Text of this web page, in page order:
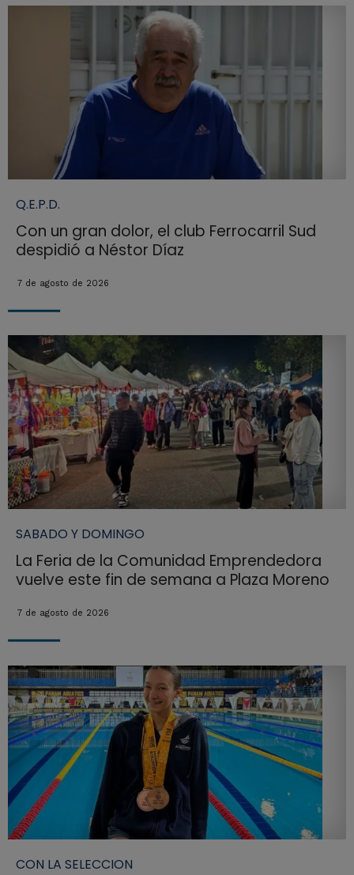
Q.E.P.D.
Con un gran dolor, el club Ferrocarril Sud
despidió a Néstor Díaz
7 de agosto de 2026
SABADO Y DOMINGO
La Feria de la Comunidad Emprendedora
vuelve este fin de semana a Plaza Moreno
7 de agosto de 2026
CON LA SELECCION